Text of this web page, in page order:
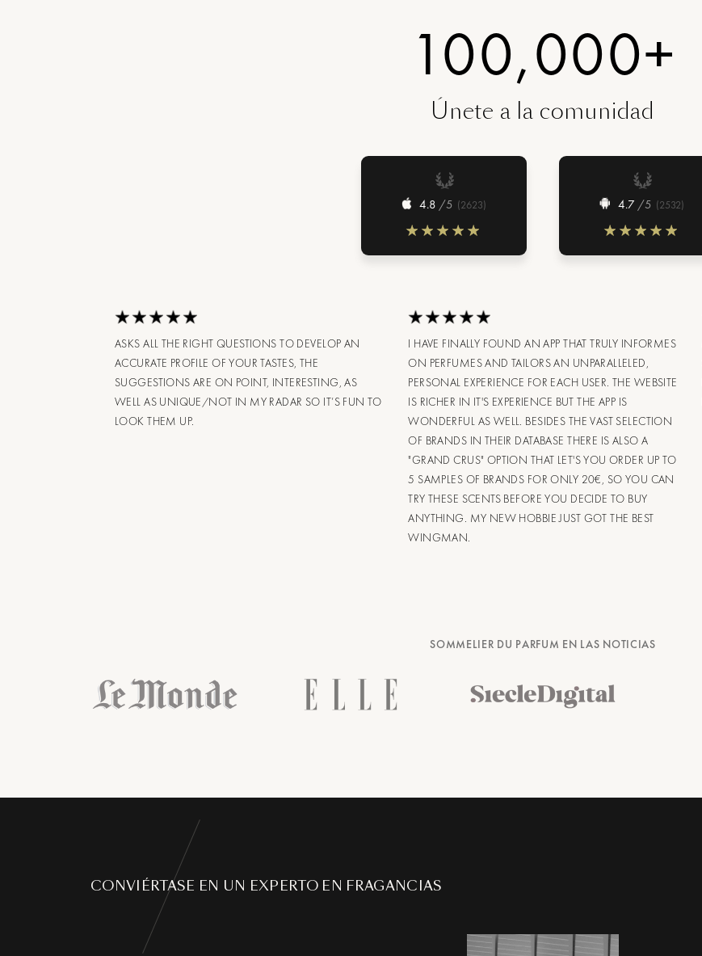
100,000+
Únete a la comunidad
4.8 /5 (2623) 4.7 /5 (2532)
ASKS ALL THE RIGHT QUESTIONS TO DEVELOP AN
ACCURATE PROFILE OF YOUR TASTES, THE
SUGGESTIONS ARE ON POINT, INTERESTING, AS
WELL AS UNIQUE/NOT IN MY RADAR SO IT’S FUN TO
LOOK THEM UP.
I HAVE FINALLY FOUND AN APP THAT TRULY INFORMES
ON PERFUMES AND TAILORS AN UNPARALLELED,
PERSONAL EXPERIENCE FOR EACH USER. THE WEBSITE
IS RICHER IN IT'S EXPERIENCE BUT THE APP IS
WONDERFUL AS WELL. BESIDES THE VAST SELECTION
OF BRANDS IN THEIR DATABASE THERE IS ALSO A
"GRAND CRUS" OPTION THAT LET'S YOU ORDER UP TO
5 SAMPLES OF BRANDS FOR ONLY 20€, SO YOU CAN
TRY THESE SCENTS BEFORE YOU DECIDE TO BUY
ANYTHING. MY NEW HOBBIE JUST GOT THE BEST
WINGMAN.
SOMMELIER DU PARFUM EN LAS NOTICIAS
CONVIÉRTASE EN UN EXPERTO EN FRAGANCIAS